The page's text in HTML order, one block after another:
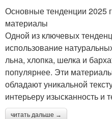
Основные тенденции 2025
материалы
Одной из ключевых
использование
льна, хлопка, шелка и
популярнее. Эти
обладают уникальной
интерьеру изысканность и
читать дальше →